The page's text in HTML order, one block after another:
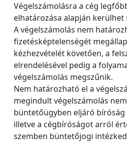
Végelszámolásra a cég
elhatározása alapján kerülhet
A végelszámolás nem
fizetésképtelenségét
kézhezvételét követően, a
elrendelésével pedig a
végelszámolás megszűnik.
Nem határozható el a
megindult végelszámolás
büntetőügyben eljáró bíróság
illetve a cégbíróságot arról
szemben büntetőjogi